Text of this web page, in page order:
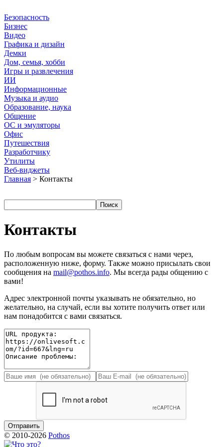
Безопасность
Бизнес
Видео
Графика и дизайн
Демки
Дом, семья, хобби
Игры и развлечения
ИИ
Информационные
Музыка и аудио
Образование, наука
Общение
ОС и эмуляторы
Офис
Путешествия
Разработчику
Утилиты
Веб-виджеты
Главная > Контакты
Контакты
По любым вопросам вы можете связаться с нами через,
расположенную ниже, форму. Также можно присылать свои
сообщения на mail@pothos.info. Мы всегда рады общению с
вами!
Адрес электронной почты указывать не обязательно, но
желательно, на случай, если вы хотите получить ответ или
нам понадобится с вами связаться.
© 2010-2026 Pothos